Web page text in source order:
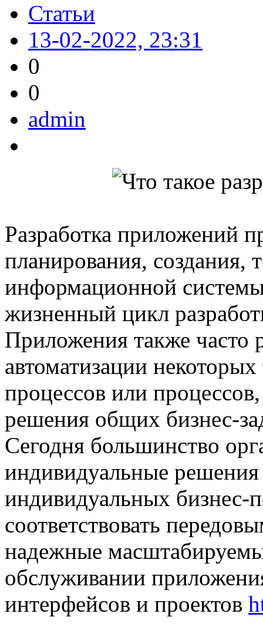
Статьи
13-02-2022, 23:31
0
0
admin
Разработка приложений
планирования, создания,
информационной
жизненный цикл
Приложения также часто
автоматизации
процессов или
решения общих бизнес-
Сегодня большинство
индивидуальные
индивидуальных бизнес-
соответствовать
надежные
обслуживании
интерфейсов и проектов